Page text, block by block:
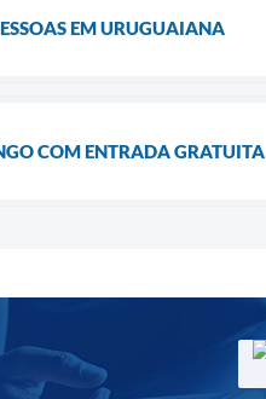
EM URUGUAIANA
COM ENTRADA GRATUITA